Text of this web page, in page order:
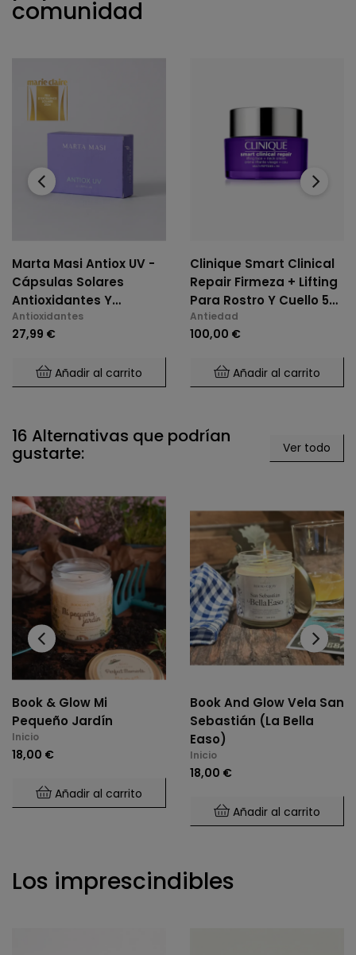
comunidad
Marta Masi Antiox UV -
Cápsulas Solares
Antioxidantes Y
Antiedad (30 Cap)
Antioxidantes
27,99 €
Añadir al carrito
Clinique Smart Clinical
Repair Firmeza + Lifting
Para Rostro Y Cuello 50
Ml
Antiedad
100,00 €
Añadir al carrito
‹ ›
16 Alternativas que podrían
gustarte: Ver todo
Book & Glow Mi
Pequeño Jardín
Inicio
18,00 €
Añadir al carrito
Book And Glow Vela San
Sebastián (La Bella
Easo)
Inicio
18,00 €
Añadir al carrito
‹ ›
Los imprescindibles